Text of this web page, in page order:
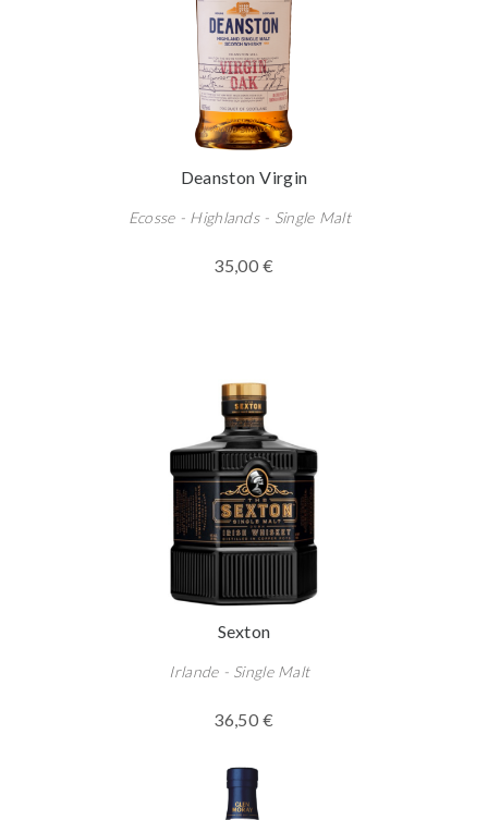
Deanston Virgin
Ecosse - Highlands - Single Malt
35,00 €
Sexton
Irlande - Single Malt
36,50 €